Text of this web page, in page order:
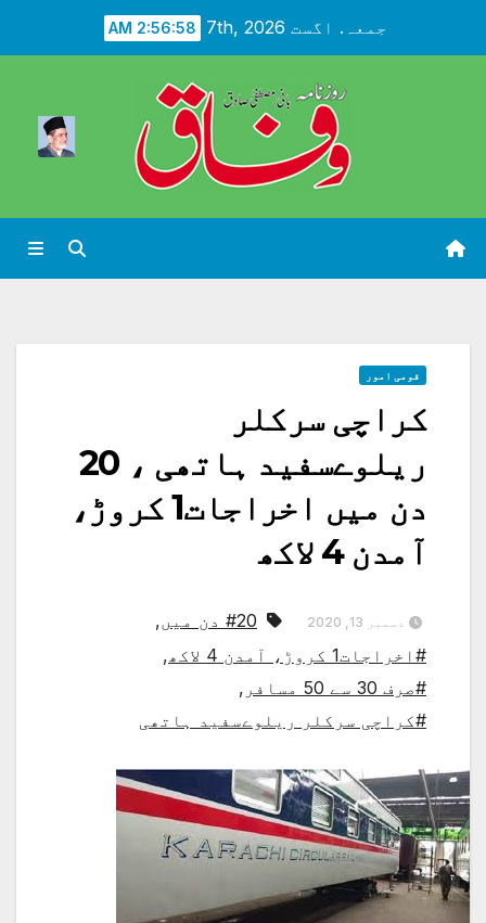
جمعہ. اگست 7th, 2026 2:56:59 AM
قومی امور
کراچی سرکلر
ریلوےسفید ہاتھی ، 20
دن میں اخراجات1 کروڑ،
آمدن 4 لاکھ
دسمبر 13, 2020 #20 دن میں
,
#اخراجات1 کروڑ، آمدن 4 لاکھ
,
#صرف 30 سے 50 مسافر
,
#کراچی سرکلر ریلوےسفید ہاتھی